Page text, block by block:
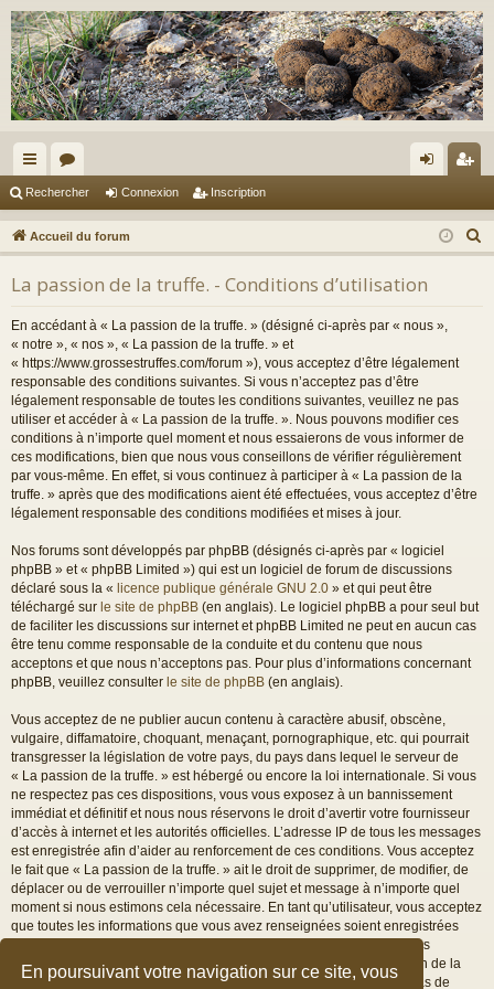
En poursuivant votre navigation sur ce site, vous
ac
co
ur
ci
s
or
u
m
s
ne
xi
on
cri
pti
Rechercher Connexion Inscription
Accueil du forum
e
La passion de la truffe. - Conditions d’utilisation
En accédant à « La passion de la truffe. » (désigné ci-après par « nous »,
« notre », « nos », « La passion de la truffe. » et
« https://www.grossestruffes.com/forum »), vous acceptez d’être légalement
responsable des conditions suivantes. Si vous n’acceptez pas d’être
légalement responsable de toutes les conditions suivantes, veuillez ne pas
utiliser et accéder à « La passion de la truffe. ». Nous pouvons modifier ces
conditions à n’importe quel moment et nous essaierons de vous informer de
ces modifications, bien que nous vous conseillons de vérifier régulièrement
par vous-même. En effet, si vous continuez à participer à « La passion de la
truffe. » après que des modifications aient été effectuées, vous acceptez d’être
légalement responsable des conditions modifiées et mises à jour.
Nos forums sont développés par phpBB (désignés ci-après par « logiciel
phpBB » et « phpBB Limited ») qui est un logiciel de forum de discussions
déclaré sous la « licence publique générale GNU 2.0 » et qui peut être
téléchargé sur le site de phpBB (en anglais). Le logiciel phpBB a pour seul but
de faciliter les discussions sur internet et phpBB Limited ne peut en aucun cas
être tenu comme responsable de la conduite et du contenu que nous
acceptons et que nous n’acceptons pas. Pour plus d’informations concernant
phpBB, veuillez consulter le site de phpBB (en anglais).
Vous acceptez de ne publier aucun contenu à caractère abusif, obscène,
vulgaire, diffamatoire, choquant, menaçant, pornographique, etc. qui pourrait
transgresser la législation de votre pays, du pays dans lequel le serveur de
« La passion de la truffe. » est hébergé ou encore la loi internationale. Si vous
ne respectez pas ces dispositions, vous vous exposez à un bannissement
immédiat et définitif et nous nous réservons le droit d’avertir votre fournisseur
d’accès à internet et les autorités officielles. L’adresse IP de tous les messages
est enregistrée afin d’aider au renforcement de ces conditions. Vous acceptez
le fait que « La passion de la truffe. » ait le droit de supprimer, de modifier, de
déplacer ou de verrouiller n’importe quel sujet et message à n’importe quel
moment si nous estimons cela nécessaire. En tant qu’utilisateur, vous acceptez
que toutes les informations que vous avez renseignées soient enregistrées
dans notre base de données. Bien que ces informations ne seront pas
diffusées à une tierce partie sans votre consentement, ni « La passion de la
truffe. », ni phpBB, ne pourront être tenus comme responsables en cas de